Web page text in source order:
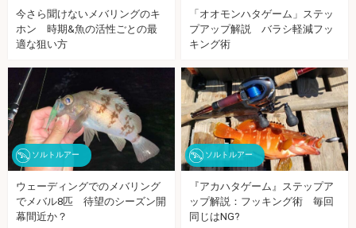
今さら聞けないメバリングのキ
ホン 時期&魚の活性ごとの最
適な狙い方
「オオモンハタゲーム」ステッ
プアップ解説 バラシ軽減フッ
キング術
ソルトルアー
ウェーディングでのメバリング
でメバル8匹 待望のシーズン開
幕間近か？
ソルトルアー
『アカハタゲーム』ステップア
ップ解説：フッキング術 毎回
同じはNG?